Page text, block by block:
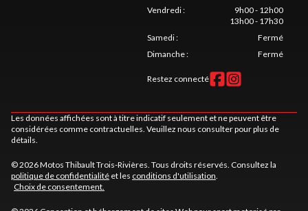
Vendredi:
9h00 - 12h00
13h00 - 17h30
Samedi:
Fermé
Dimanche: Fermé
Restez connecté
Les données affichées sont à titre indicatif seulement et ne peuvent être
considérées comme contractuelles. Veuillez nous consulter pour plus de
détails.
© 2026 Motos Thibault Trois-Rivières. Tous droits réservés. Consultez la
politique de confidentialité et les conditions d'utilisation.
Choix de consentement.